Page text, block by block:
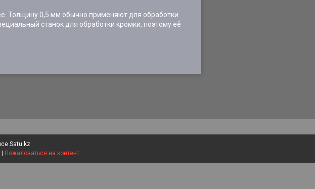
Толщину 0,5 мм обычно применяют для обработки
станок для обработки кромки, поэтому её
Satu.kz
Пожаловаться на контент